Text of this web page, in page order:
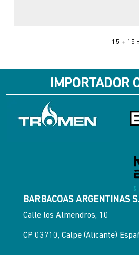
15 + 15
IMPORTADOR
BARBACOAS ARGENTINAS
Calle los Almendros, 10
CP 03710, Calpe (Alicante)